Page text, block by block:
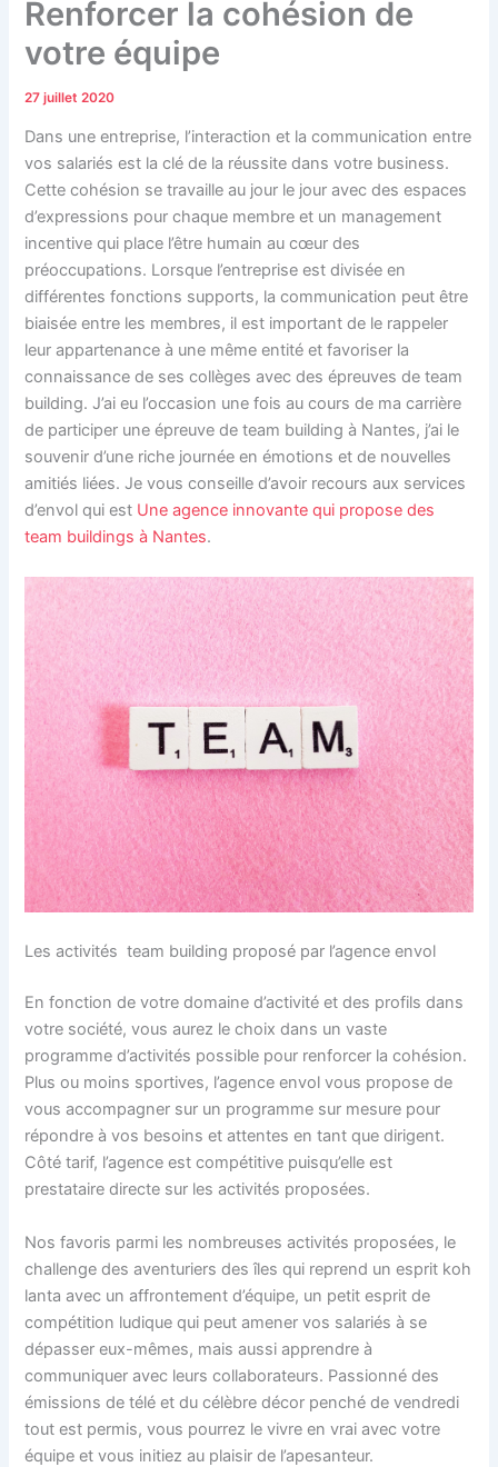
Renforcer la cohésion de
votre équipe
27 juillet 2020
Dans une entreprise, l’interaction et la communication entre
vos salariés est la clé de la réussite dans votre business.
Cette cohésion se travaille au jour le jour avec des espaces
d’expressions pour chaque membre et un management
incentive qui place l’être humain au cœur des
préoccupations. Lorsque l’entreprise est divisée en
différentes fonctions supports, la communication peut être
biaisée entre les membres, il est important de le rappeler
leur appartenance à une même entité et favoriser la
connaissance de ses collèges avec des épreuves de team
building. J’ai eu l’occasion une fois au cours de ma carrière
de participer une épreuve de team building à Nantes, j’ai le
souvenir d’une riche journée en émotions et de nouvelles
amitiés liées. Je vous conseille d’avoir recours aux services
d’envol qui est Une agence innovante qui propose des
team buildings à Nantes.
Les activités team building proposé par l’agence envol
En fonction de votre domaine d’activité et des profils dans
votre société, vous aurez le choix dans un vaste
programme d’activités possible pour renforcer la cohésion.
Plus ou moins sportives, l’agence envol vous propose de
vous accompagner sur un programme sur mesure pour
répondre à vos besoins et attentes en tant que dirigent.
Côté tarif, l’agence est compétitive puisqu’elle est
prestataire directe sur les activités proposées.
Nos favoris parmi les nombreuses activités proposées, le
challenge des aventuriers des îles qui reprend un esprit koh
lanta avec un affrontement d’équipe, un petit esprit de
compétition ludique qui peut amener vos salariés à se
dépasser eux-mêmes, mais aussi apprendre à
communiquer avec leurs collaborateurs. Passionné des
émissions de télé et du célèbre décor penché de vendredi
tout est permis, vous pourrez le vivre en vrai avec votre
équipe et vous initiez au plaisir de l’apesanteur.